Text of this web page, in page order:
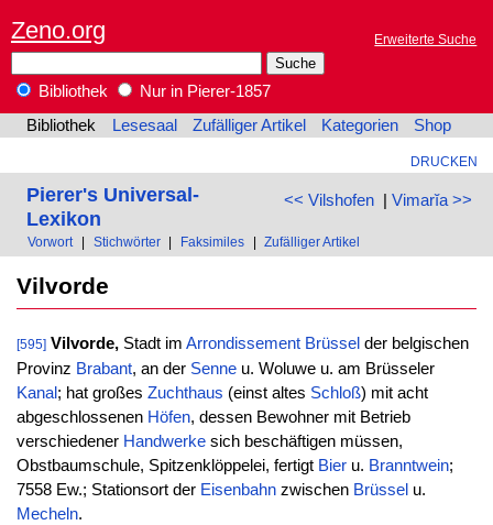
Zeno.org Erweiterte Suche
Bibliothek
Nur in Pierer-1857
Bibliothek
Lesesaal Zufälliger Artikel Kategorien Shop
DRUCKEN
<< Vilshofen| Vimarĭa >>
Pierer's Universal-
Lexikon
Vorwort Stichwörter Faksimiles Zufälliger Artikel
Vilvorde
[595] Vilvorde,Stadt im Arrondissement Brüssel der belgischen
Provinz Brabant, an der Senneu. Woluwe u. am Brüsseler
Kanal; hat großes Zuchthaus (einst altes Schloß) mit acht
abgeschlossenen Höfen, dessen Bewohner mit Betrieb
verschiedener Handwerkesich beschäftigen müssen,
Obstbaumschule, Spitzenklöppelei, fertigt Bieru. Branntwein;
7558 Ew.; Stationsort der Eisenbahnzwischen Brüssel u.
Mecheln.